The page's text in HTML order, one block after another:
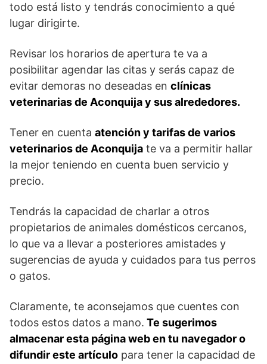
todo está listo y tendrás conocimiento a qué
lugar dirigirte.
Revisar los horarios de apertura te va a
posibilitar agendar las citas y serás capaz de
evitar demoras no deseadas en clínicas
veterinarias de Aconquija y sus alrededores.
Tener en cuenta atención y tarifas de varios
veterinarios de Aconquija te va a permitir hallar
la mejor teniendo en cuenta buen servicio y
precio.
Tendrás la capacidad de charlar a otros
propietarios de animales domésticos cercanos,
lo que va a llevar a posteriores amistades y
sugerencias de ayuda y cuidados para tus perros
o gatos.
Claramente, te aconsejamos que cuentes con
todos estos datos a mano. Te sugerimos
almacenar esta página web en tu navegador o
difundir este artículo para tener la capacidad de